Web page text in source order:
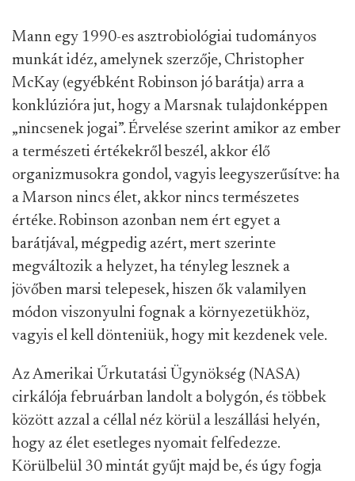
Mann egy 1990-es asztrobiológiai tudományos
munkát idéz, amelynek szerzője, Christopher
McKay (egyébként Robinson jó barátja) arra a
konklúzióra jut, hogy a Marsnak tulajdonképpen
„nincsenek jogai”. Érvelése szerint amikor az ember
a természeti értékekről beszél, akkor élő
organizmusokra gondol, vagyis leegyszerűsítve: ha
a Marson nincs élet, akkor nincs természetes
értéke. Robinson azonban nem ért egyet a
barátjával, mégpedig azért, mert szerinte
megváltozik a helyzet, ha tényleg lesznek a
jövőben marsi telepesek, hiszen ők valamilyen
módon viszonyulni fognak a környezetükhöz,
vagyis el kell dönteniük, hogy mit kezdenek vele.
Az Amerikai Űrkutatási Ügynökség (NASA)
cirkálója februárban landolt a bolygón, és többek
között azzal a céllal néz körül a leszállási helyén,
hogy az élet esetleges nyomait felfedezze.
Körülbelül 30 mintát gyűjt majd be, és úgy fogja